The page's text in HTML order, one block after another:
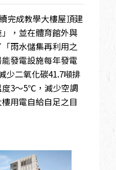
完成教學大樓屋頂建
，並在體育館外與
雨水儲集再利用之
發電設施每年發電
少二氧化碳41.7噸排
3～5℃，減少空調
用電自給自足之目